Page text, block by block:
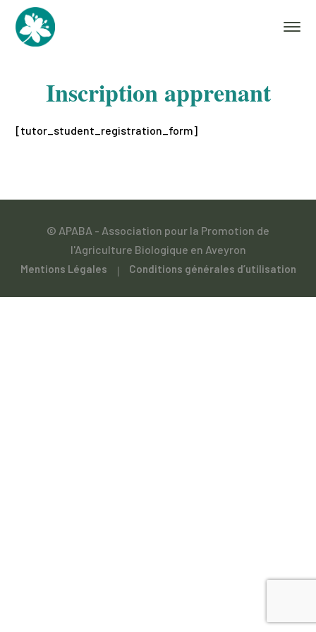
Inscription apprenant
[tutor_student_registration_form]
© APABA - Association pour la Promotion de
l'Agriculture Biologique en Aveyron
Mentions Légales Conditions générales d’utilisation